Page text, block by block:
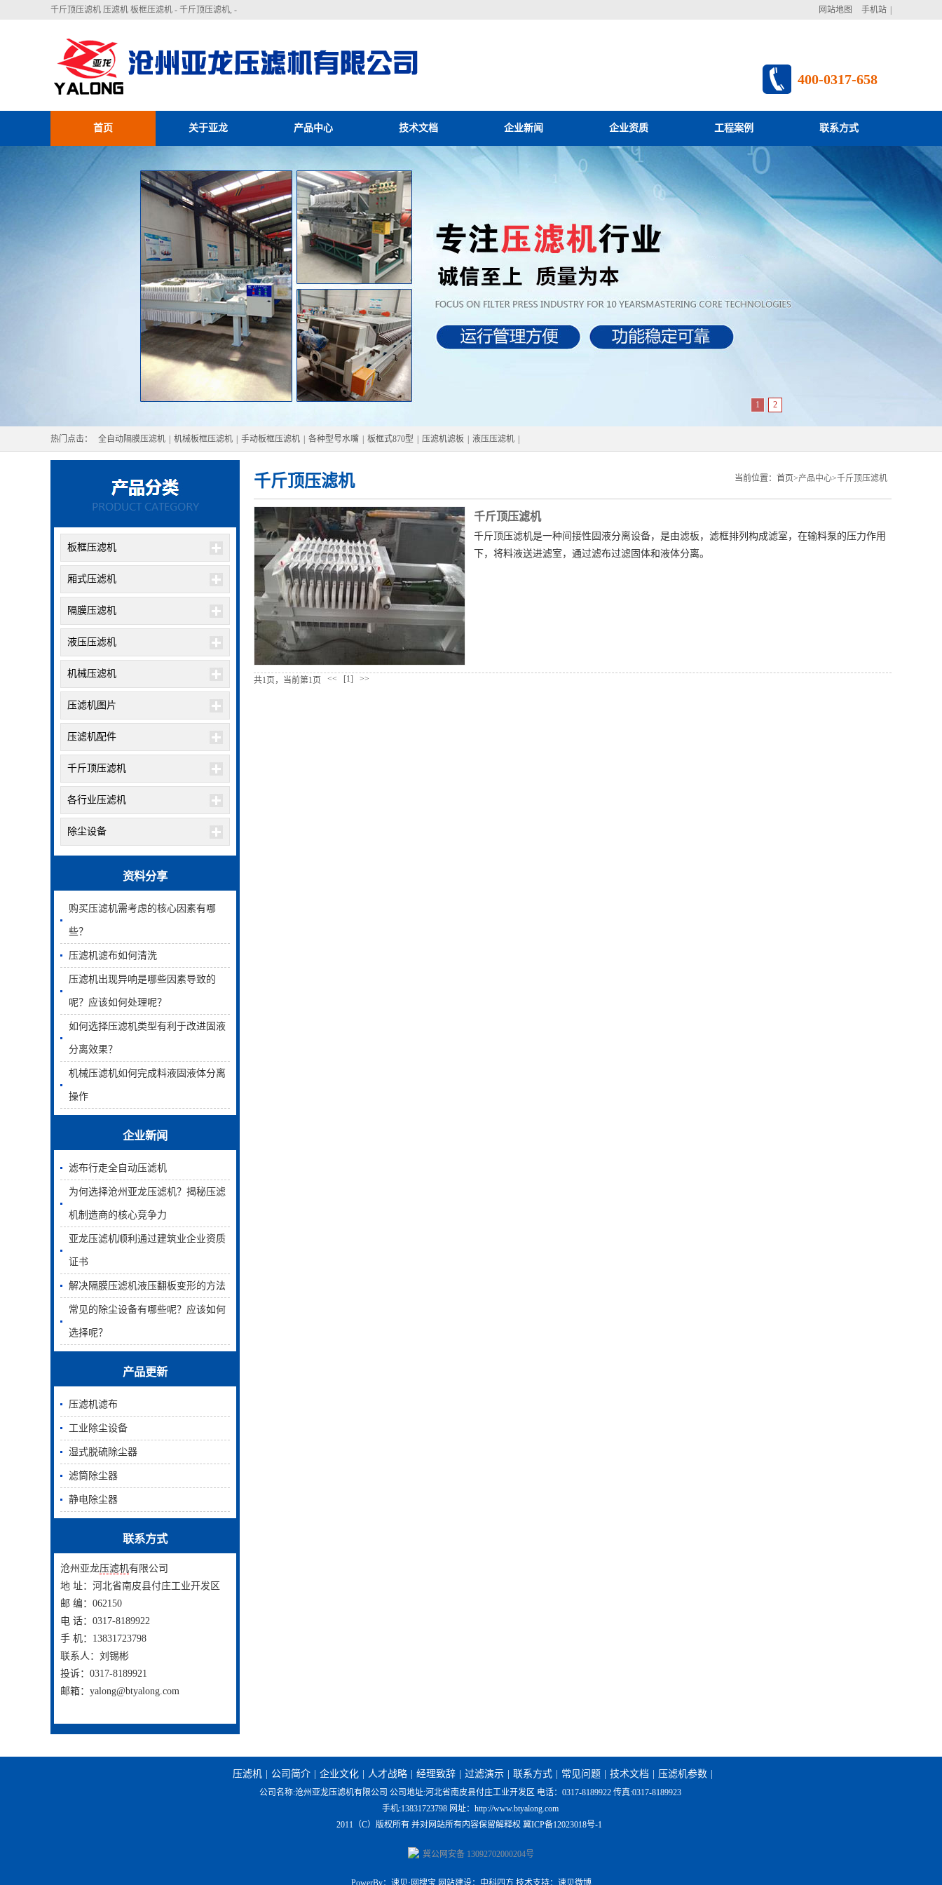
千斤顶压滤机 压滤机 板框压滤机 - 千斤顶压滤机, - 网站地图 手机站
400-0317-658
首页 关于亚龙 产品中心 技术文档 企业新闻 企业资质 工程案例 联系方式
1 2
热门点击： 全自动隔膜压滤机 机械板框压滤机 手动板框压滤机 各种型号水嘴 板框式870型 压滤机滤板 液压压滤机
千斤顶压滤机 当前位置： 首页>产品中心>千斤顶压滤机
千斤顶压滤机
千斤顶压滤机是一种间接性固液分离设备，是由滤板，滤框排列构成滤室，在输料泵的压力作用
下，将料液送进滤室，通过滤布过滤固体和液体分离。
共1页，当前第1页 << [1] >>
板框压滤机
厢式压滤机
隔膜压滤机
液压压滤机
机械压滤机
压滤机图片
压滤机配件
千斤顶压滤机
各行业压滤机
除尘设备
资料分享
购买压滤机需考虑的核心因素有哪
些？
压滤机滤布如何清洗
压滤机出现异响是哪些因素导致的
呢？应该如何处理呢？
如何选择压滤机类型有利于改进固液
分离效果？
机械压滤机如何完成料液固液体分离
操作
企业新闻
滤布行走全自动压滤机
为何选择沧州亚龙压滤机？揭秘压滤
机制造商的核心竞争力
亚龙压滤机顺利通过建筑业企业资质
证书
解决隔膜压滤机液压翻板变形的方法
常见的除尘设备有哪些呢？应该如何
选择呢？
产品更新
压滤机滤布
工业除尘设备
湿式脱硫除尘器
滤筒除尘器
静电除尘器
联系方式
沧州亚龙压滤机有限公司
地 址：河北省南皮县付庄工业开发区
邮 编：062150
电 话：0317-8189922
手 机：13831723798
联系人：刘锡彬
投诉：0317-8189921
邮箱：yalong@btyalong.com
压滤机 公司简介 企业文化 人才战略 经理致辞 过滤演示 联系方式 常见问题 技术文档 压滤机参数
公司名称:沧州亚龙压滤机有限公司 公司地址:河北省南皮县付庄工业开发区 电话：0317-8189922 传真:0317-8189923
手机:13831723798 网址： http://www.btyalong.com
2011（C）版权所有 并对网站所有内容保留解释权 冀ICP备12023018号-1
冀公网安备 13092702000204号
PowerBy：速贝·网搜宝 网站建设：中科四方 技术支持：速贝微博